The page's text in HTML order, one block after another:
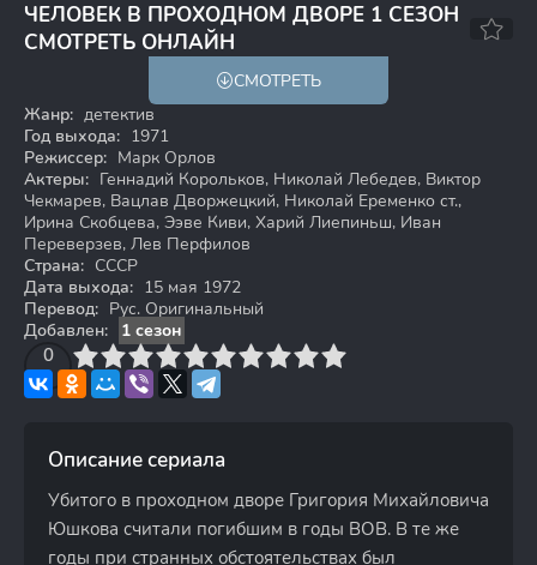
ЧЕЛОВЕК В ПРОХОДНОМ ДВОРЕ 1 СЕЗОН
СМОТРЕТЬ ОНЛАЙН
6.9
СМОТРЕТЬ
Жанр: детектив
Год выхода: 1971
Режиссер: Марк Орлов
Актеры: Геннадий Корольков, Николай Лебедев, Виктор
Чекмарев, Вацлав Дворжецкий, Николай Еременко ст.,
Ирина Скобцева, Ээве Киви, Харий Лиепиньш, Иван
Переверзев, Лев Перфилов
Страна: СССР
Дата выхода: 15 мая 1972
Перевод: Рус. Оригинальный
Добавлен:
1 сезон
0
4 6 7 8 9 10
Описание сериала
Убитого в проходном дворе Григория Михайловича
Юшкова считали погибшим в годы ВОВ. В те же
годы при странных обстоятельствах был